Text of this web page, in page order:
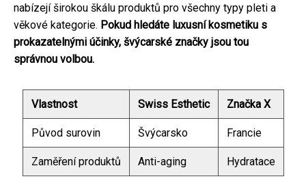
nabízejí širokou škálu produktů pro všechny typy pleti a
věkové kategorie. Pokud hledáte luxusní kosmetiku s
prokazatelnými účinky, švýcarské značky jsou tou
správnou volbou.
Vlastnost Swiss Esthetic Značka X
Původ surovin Švýcarsko Francie
Zaměření produktů Anti-aging Hydratace